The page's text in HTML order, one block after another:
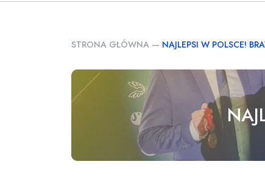
STRONA GŁÓWNA — NAJLEPSI W POLSCE!